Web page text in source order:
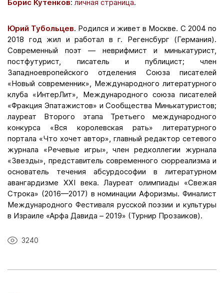
Борис Кутенков: личная страница.
Юрий Тубольцев. Родился и живет в Москве. С 2004 по
2018 год жил и работал в г. Регенсбург (Германия).
Современный поэт — неврифмист и минькатурист,
постфутурист, писатель и публицист; член
Западноевропейского отделения Союза писателей
«Новый современник», Международного литературного
клуба «ИнтерЛит», Международного союза писателей
«Фракция Эпатажистов» и Сообщества Минькатуристов;
лауреат Второго этапа Третьего международного
конкурса «Вся королевская рать» литературного
портала «Что хочет автор», главный редактор сетевого
журнала «Речевые игры», член редколлегии журнала
«Звезды», представитель современного сюрреализма и
основатель течения абсурдософии в литературном
авангардизме XXI века. Лауреат олимпиады «Свежая
Строка» (2016—2017) в номинации Афоризмы. Финалист
Международного Фестиваля русской поэзии и культуры
в Израиле «Арфа Давида – 2019» (Турнир Прозаиков).
3240